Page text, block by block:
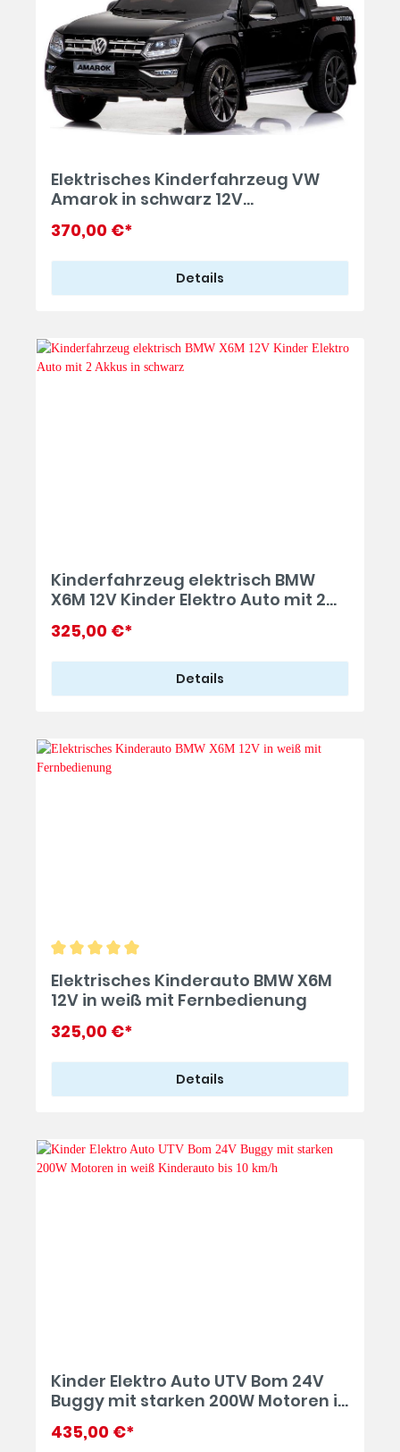
Elektrisches Kinderfahrzeug VW
Amarok in schwarz 12V
Doppelsitzer
370,00 €*
Details
Kinderfahrzeug elektrisch BMW
X6M 12V Kinder Elektro Auto mit 2
Akkus in schwarz
325,00 €*
Details
Elektrisches Kinderauto BMW X6M
12V in weiß mit Fernbedienung
325,00 €*
Details
Kinder Elektro Auto UTV Bom 24V
Buggy mit starken 200W Motoren in
weiß Kinderauto bis 10 km/h
435,00 €*